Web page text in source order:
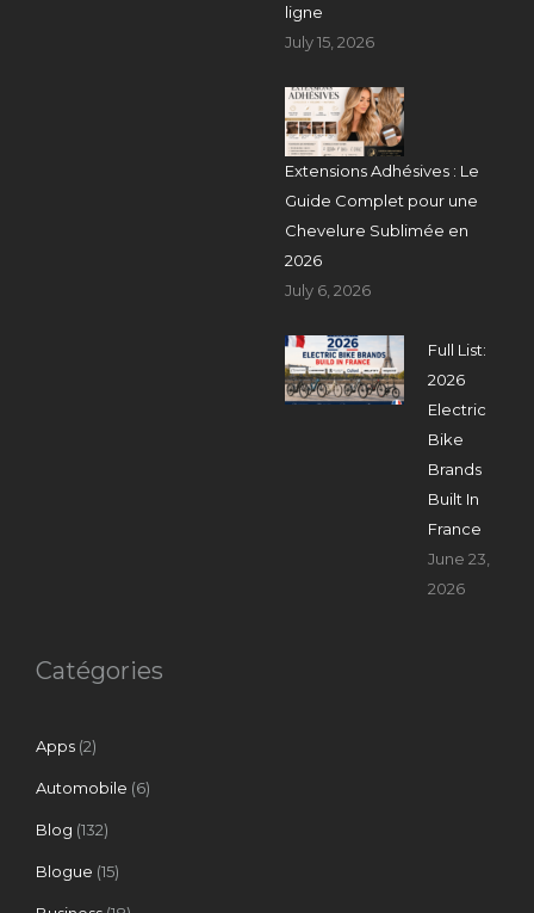
ligne
July 15, 2026
Extensions Adhésives : Le
Guide Complet pour une
Chevelure Sublimée en
2026
July 6, 2026
Full List:
2026
Electric
Bike
Brands
Built In
France
June 23,
2026
Catégories
Apps (2)
Automobile (6)
Blog (132)
Blogue (15)